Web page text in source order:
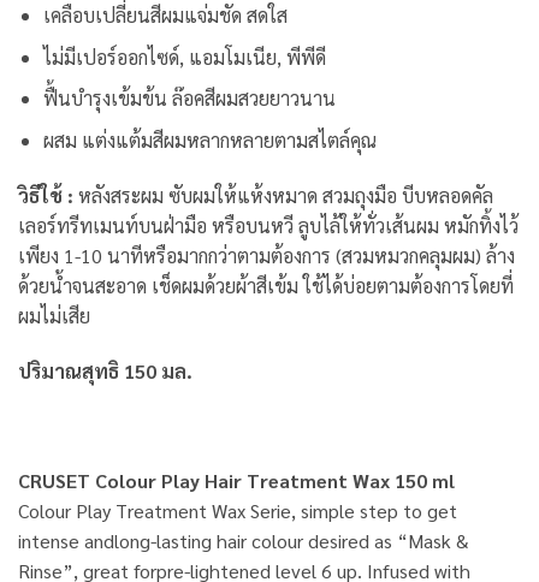
เคลือบเปลี่ยนสีผมแจ่มชัด สดใส
ไม่มีเปอร์ออกไซด์, แอมโมเนีย, พีพีดี
ฟื้นบำรุงเข้มข้น ล๊อคสีผมสวยยาวนาน
ผสม แต่งแต้มสีผมหลากหลายตามสไตล์คุณ
วิธีใช้ : หลังสระผม ซับผมให้แห้งหมาด สวมถุงมือ บีบหลอดคัล
เลอร์ทรีทเมนท์บนฝ่ามือ หรือบนหวี ลูบไล้ให้ทั่วเส้นผม หมักทิ้งไว้
เพียง 1-10 นาทีหรือมากกว่าตามต้องการ (สวมหมวกคลุมผม) ล้าง
ด้วยน้ำจนสะอาด เช็ดผมด้วยผ้าสีเข้ม ใช้ได้บ่อยตามต้องการโดยที่
ผมไม่เสีย
ปริมาณสุทธิ 150 มล.
CRUSET Colour Play Hair Treatment Wax 150 ml
Colour Play Treatment Wax Serie, simple step to get
intense andlong-lasting hair colour desired as “Mask &
Rinse”, great forpre-lightened level 6 up. Infused with